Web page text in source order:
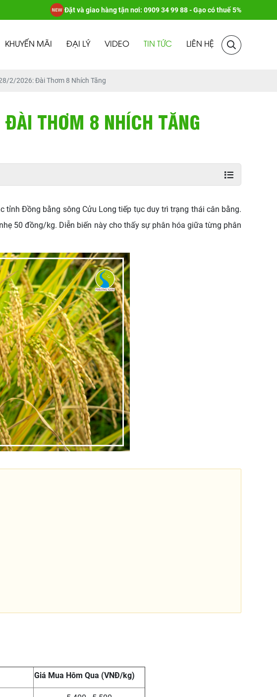
Đặt và giao hàng tận nơi: 0909 34 99 88 - Gạo có thuế 5%
KHUYẾN MÃI ĐẠI LÝ VIDEO TIN TỨC LIÊN HỆ
2/2026: Đài Thơm 8 Nhích Tăng
THƠM 8 NHÍCH TĂNG
tỉnh Đồng bằng sông Cửu Long tiếp tục duy trì trạng thái cân bằng.
50 đồng/kg. Diễn biến này cho thấy sự phân hóa giữa từng phân
Giá Mua Hôm Qua (VNĐ/kg)